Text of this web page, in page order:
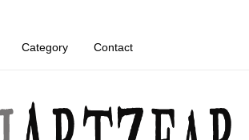
Category Contact